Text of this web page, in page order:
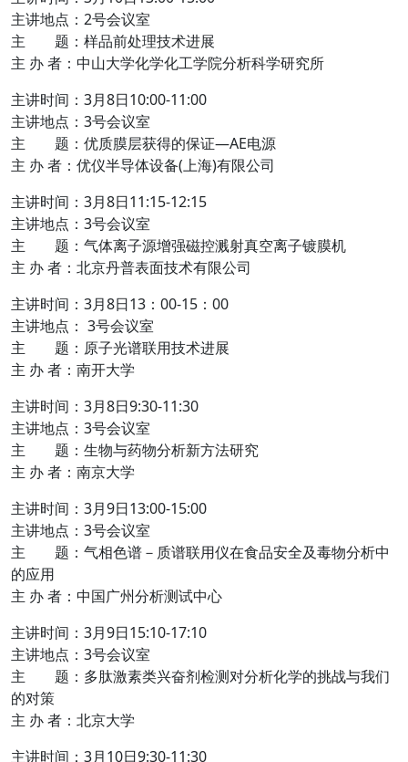
主讲地点：2号会议室
主 题：样品前处理技术进展
主 办 者：中山大学化学化工学院分析科学研究所
主讲时间：3月8日10:00-11:00
主讲地点：3号会议室
主 题：优质膜层获得的保证—AE电源
主 办 者：优仪半导体设备(上海)有限公司
主讲时间：3月8日11:15-12:15
主讲地点：3号会议室
主 题：气体离子源增强磁控溅射真空离子镀膜机
主 办 者：北京丹普表面技术有限公司
主讲时间：3月8日13：00-15：00
主讲地点： 3号会议室
主 题：原子光谱联用技术进展
主 办 者：南开大学
主讲时间：3月8日9:30-11:30
主讲地点：3号会议室
主 题：生物与药物分析新方法研究
主 办 者：南京大学
主讲时间：3月9日13:00-15:00
主讲地点：3号会议室
主 题：气相色谱－质谱联用仪在食品安全及毒物分析中
的应用
主 办 者：中国广州分析测试中心
主讲时间：3月9日15:10-17:10
主讲地点：3号会议室
主 题：多肽激素类兴奋剂检测对分析化学的挑战与我们
的对策
主 办 者：北京大学
主讲时间：3月10日9:30-11:30